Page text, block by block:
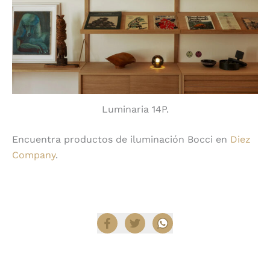
Luminaria 14P.
Encuentra productos de iluminación Bocci en Diez
Company.